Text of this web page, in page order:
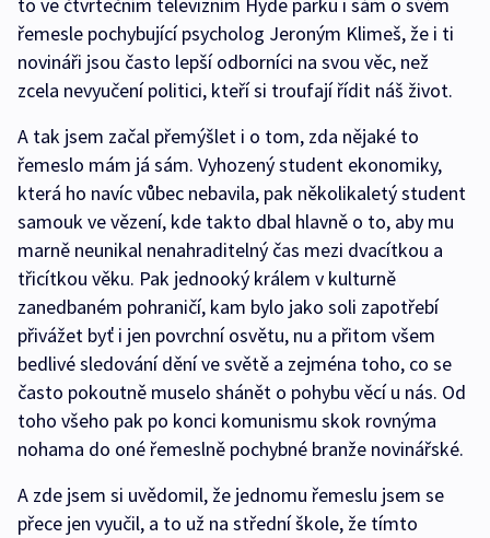
to ve čtvrtečním televizním Hyde parku i sám o svém
řemesle pochybující psycholog Jeroným Klimeš, že i ti
novináři jsou často lepší odborníci na svou věc, než
zcela nevyučení politici, kteří si troufají řídit náš život.
A tak jsem začal přemýšlet i o tom, zda nějaké to
řemeslo mám já sám. Vyhozený student ekonomiky,
která ho navíc vůbec nebavila, pak několikaletý student
samouk ve vězení, kde takto dbal hlavně o to, aby mu
marně neunikal nenahraditelný čas mezi dvacítkou a
třicítkou věku. Pak jednooký králem v kulturně
zanedbaném pohraničí, kam bylo jako soli zapotřebí
přivážet byť i jen povrchní osvětu, nu a přitom všem
bedlivé sledování dění ve světě a zejména toho, co se
často pokoutně muselo shánět o pohybu věcí u nás. Od
toho všeho pak po konci komunismu skok rovnýma
nohama do oné řemeslně pochybné branže novinářské.
A zde jsem si uvědomil, že jednomu řemeslu jsem se
přece jen vyučil, a to už na střední škole, že tímto